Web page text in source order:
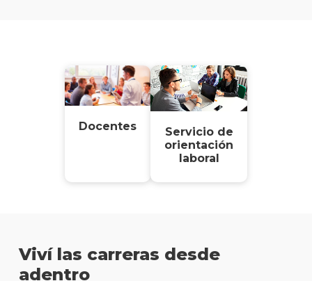
Docentes
Servicio de
orientación
laboral
Viví las carreras desde
adentro